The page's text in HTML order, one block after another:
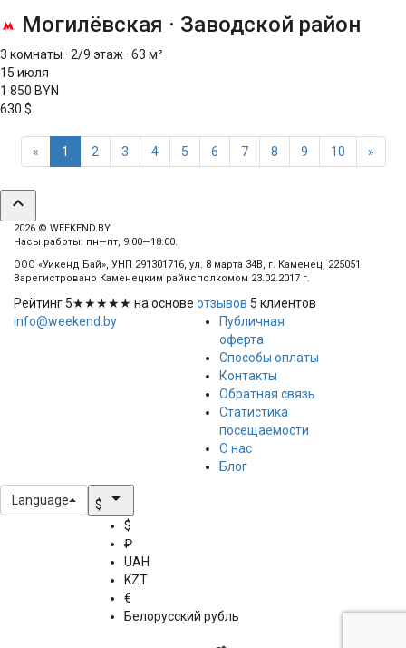
Могилёвская · Заводской район
3 комнаты · 2/9 этаж · 63 м²
15 июля
1 850 BYN
630 $
« 1 2 3 4 5 6 7 8 9 10 »
expand_less
2026 © WEEKEND.BY
Часы работы: пн—пт, 9:00—18:00.
ООО «Уикенд Бай», УНП 291301716, ул. 8 марта 34В, г. Каменец, 225051.
Зарегистровано Каменецким райисполкомом 23.02.2017 г.
Рейтинг 5★★★★★ на основе отзывов 5 клиентов
info@weekend.by
Публичная
оферта
Способы оплаты
Контакты
Обратная связь
Статистика
посещаемости
О нас
Блог
Language $ arrow_drop_down
$
₽
UAH
KZT
€
Белорусский рубль